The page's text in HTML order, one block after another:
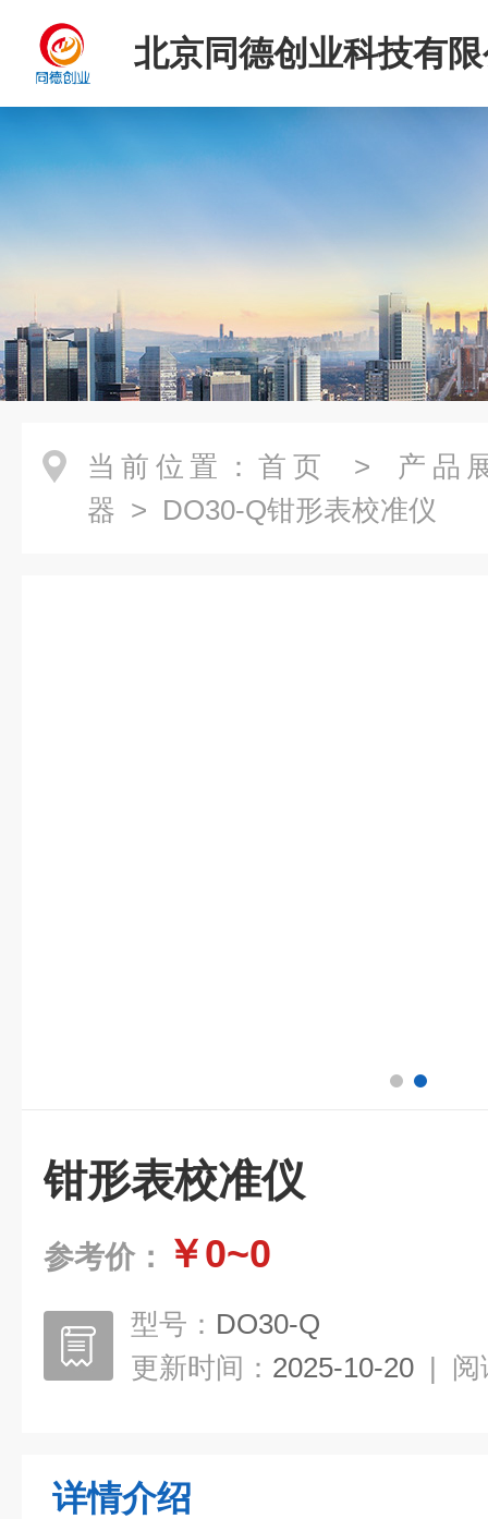
北京同德创业科技有
当前位置： 首页 > 产品
器 > DO30-Q钳形表校准仪
钳形表校准仪
参考价： ￥0~0
型号： DO30-Q
更新时间： 2025-10-20 | 阅
详情介绍